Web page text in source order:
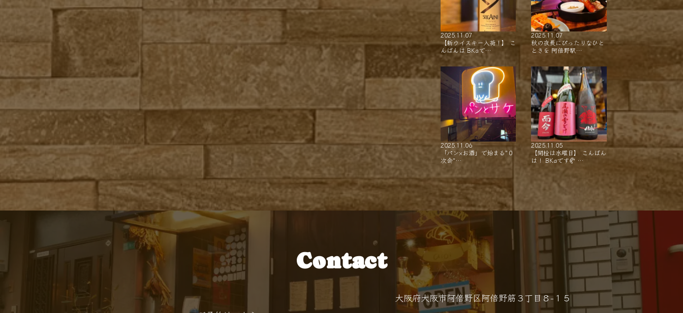
2025.11.07
【新ウイスキー入荷！】 こ
んばんは BKaで…
2025.11.07
秋の夜長にぴったりなひと
ときを 阿倍野駅…
2025.11.06
「パン×お酒」で始まる"０
次会"…
2025.11.05
【開栓は水曜日】 こんばん
は！ BKaです🥐 …
Contact
大阪府大阪市阿倍野区阿倍野筋３丁目８−１５